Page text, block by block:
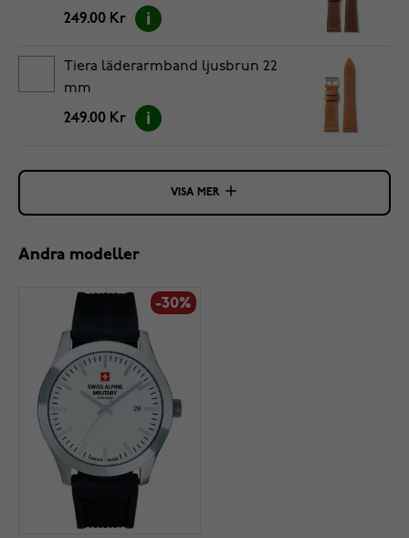
249.00 Kr
Tiera läderarmband ljusbrun 22
mm
249.00 Kr
VISA MER
Andra modeller
-30%